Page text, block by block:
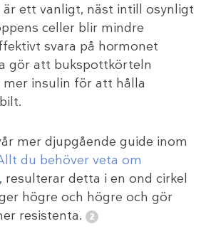
är ett vanligt, näst intill osynligt
celler blir mindre
svara på hormonet
gör att bukspottkörteln
insulin för att hålla
mer djupgående guide inom
du behöver veta om
, resulterar detta i en ond cirkel
högre och högre och gör
resistenta.